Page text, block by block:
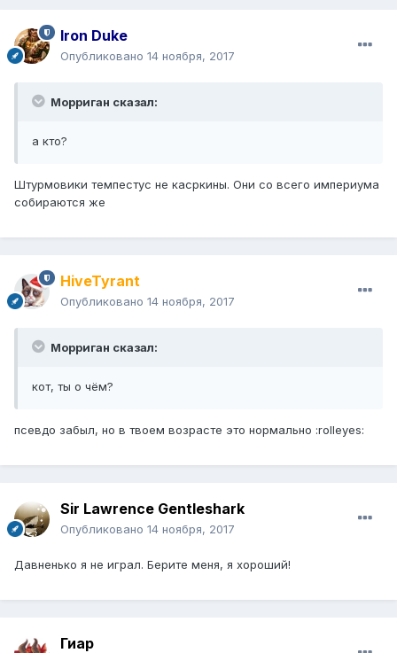
Iron Duke
Опубликовано 14 ноября, 2017
Морриган сказал:
а кто?
Штурмовики темпестус не касркины. Они со всего империума
собираются же
HiveTyrant
Опубликовано 14 ноября, 2017
Морриган сказал:
кот, ты о чём?
псевдо забыл, но в твоем возрасте это нормально :rolleyes:
Sir Lawrence Gentleshark
Опубликовано 14 ноября, 2017
Давненько я не играл. Берите меня, я хороший!
Гиар